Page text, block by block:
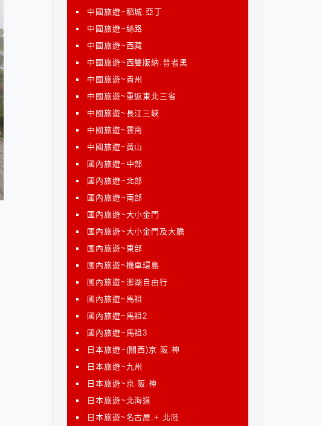
中國旅遊~稻城.亞丁
中國旅遊~絲路
中國旅遊~西藏
中國旅遊~西雙版納.普者黑
中國旅遊~貴州
中國旅遊~重返東北三省
中國旅遊~長江三峽
中國旅遊~雲南
中國旅遊~黃山
國內旅遊~中部
國內旅遊~北部
國內旅遊~南部
國內旅遊~大小金門
國內旅遊~大小金門及大膽
國內旅遊~東部
國內旅遊~機車環島
國內旅遊~澎湖自由行
國內旅遊~馬祖
國內旅遊~馬祖2
國內旅遊~馬祖3
日本旅遊~(關西)京.阪.神
日本旅遊~九州
日本旅遊~京.阪.神
日本旅遊~北海道
日本旅遊~名古屋.+ 北陸